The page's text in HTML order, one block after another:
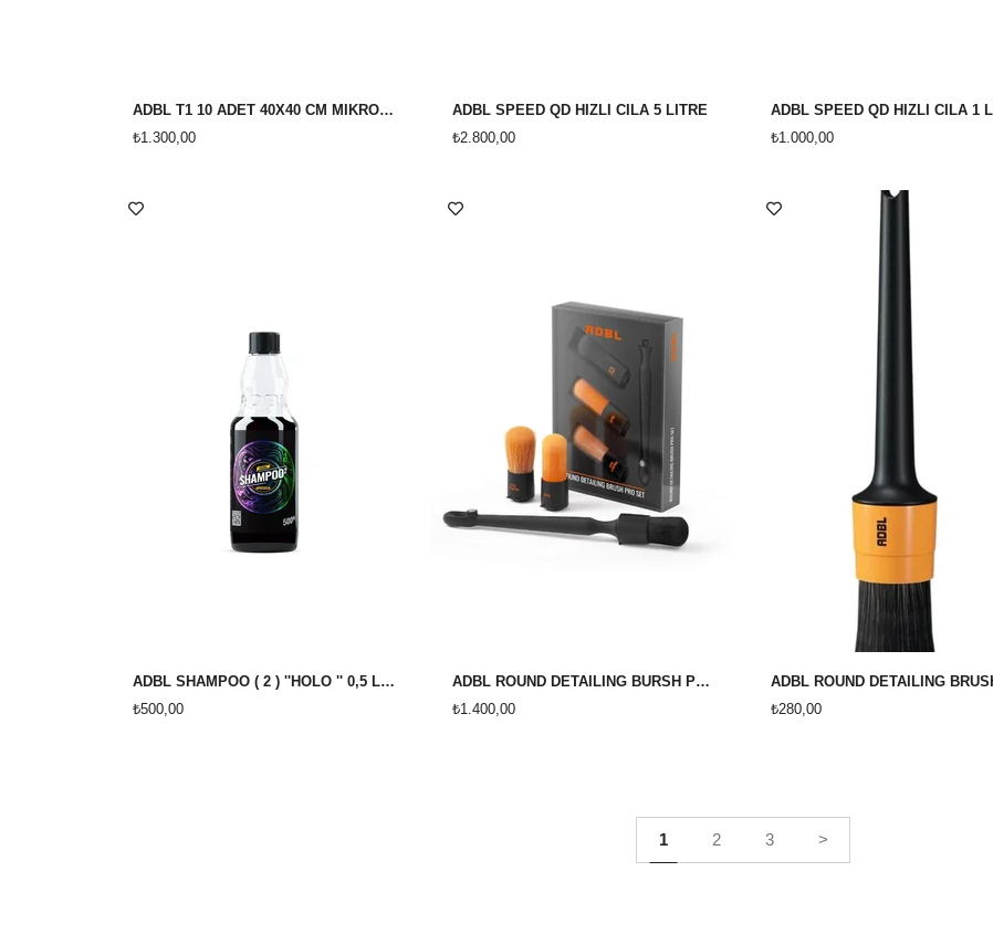
ADBL T1 10 ADET 40X40 CM MİKROFİBER BEZ
₺1.300,00
ADBL SPEED QD HIZLI CİLA 5 LİTRE
₺2.800,00
ADBL SPEED QD HIZLI CİLA 1
₺1.000,00
ADBL SHAMPOO ( 2 ) ''HOLO '' 0,5 LİTRE
₺500,00
ADBL ROUND DETAİLİNG BURSH PRO SET DETAYLANDIRMA FIRÇA SETİ
₺1.400,00
₺280,00
1 2 3 >